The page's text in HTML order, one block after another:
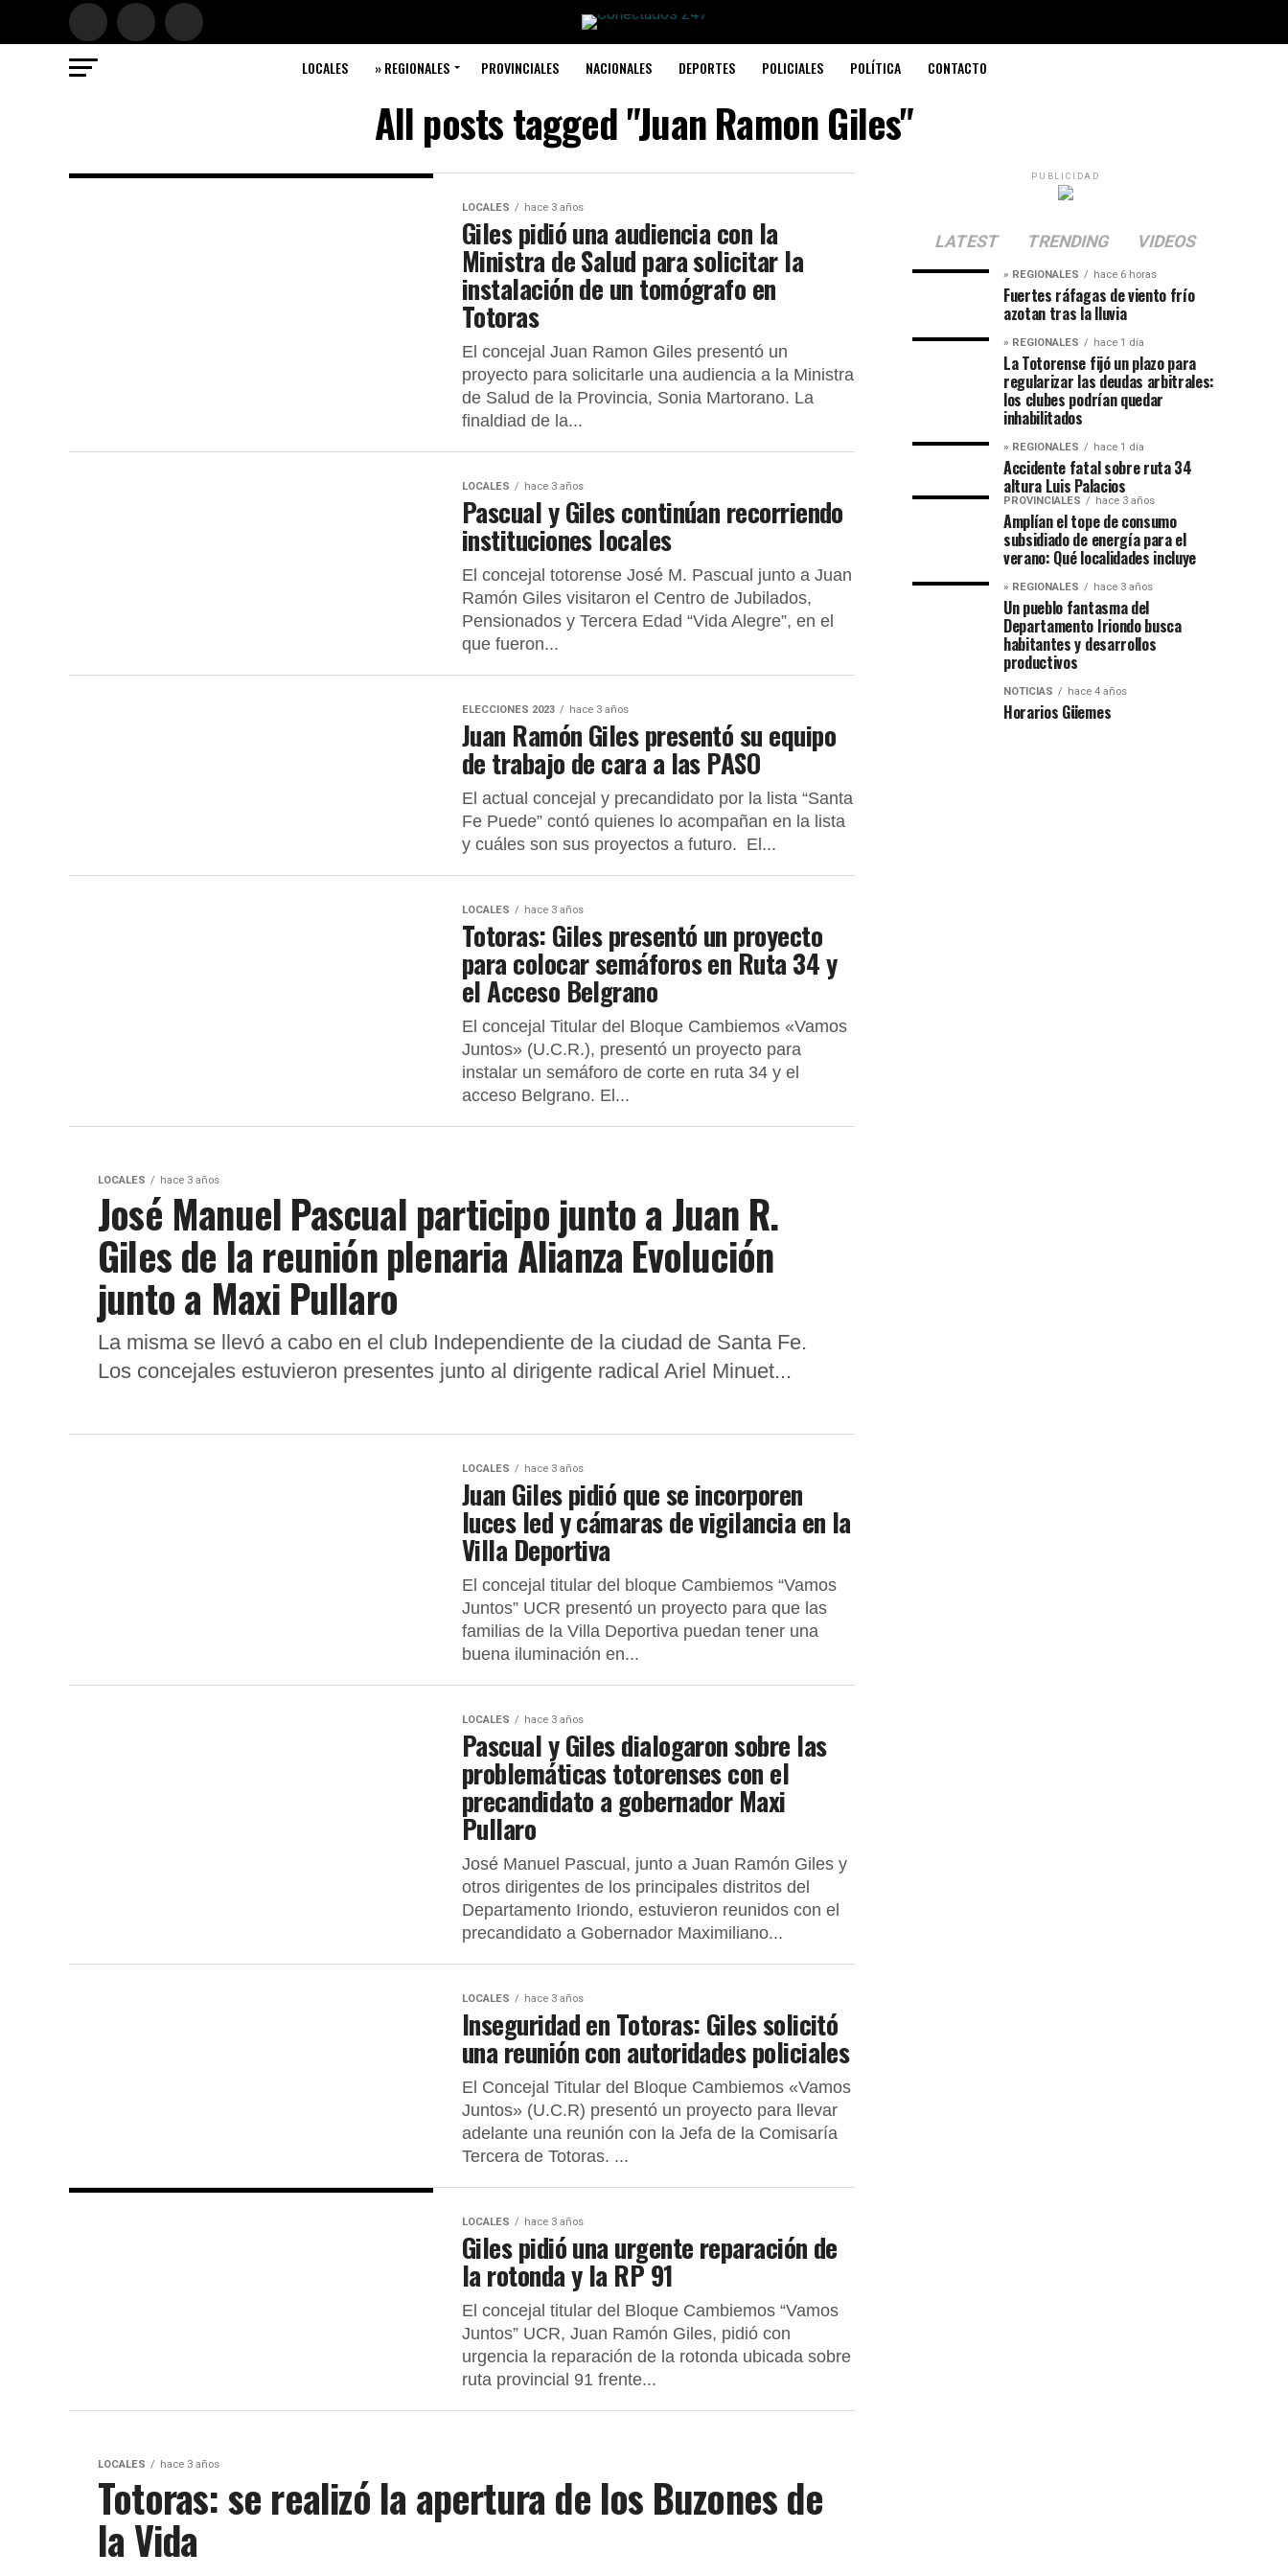
LOCALES » REGIONALES PROVINCIALES NACIONALES DEPORTES POLICIALES POLÍTICA CONTACTO
All posts tagged "Juan Ramon Giles"
LOCALES hace 3 años
Giles pidió una audiencia con la
Ministra de Salud para solicitar la
instalación de un tomógrafo en
Totoras
El concejal Juan Ramon Giles presentó un
proyecto para solicitarle una audiencia a la Ministra
de Salud de la Provincia, Sonia Martorano. La
finaldiad de la...
LOCALES hace 3 años
Pascual y Giles continúan recorriendo
instituciones locales
El concejal totorense José M. Pascual junto a Juan
Ramón Giles visitaron el Centro de Jubilados,
Pensionados y Tercera Edad “Vida Alegre”, en el
que fueron...
ELECCIONES 2023 hace 3 años
Juan Ramón Giles presentó su equipo
de trabajo de cara a las PASO
El actual concejal y precandidato por la lista “Santa
Fe Puede” contó quienes lo acompañan en la lista
y cuáles son sus proyectos a futuro. El...
LOCALES hace 3 años
Totoras: Giles presentó un proyecto
para colocar semáforos en Ruta 34 y
el Acceso Belgrano
El concejal Titular del Bloque Cambiemos «Vamos
Juntos» (U.C.R.), presentó un proyecto para
instalar un semáforo de corte en ruta 34 y el
acceso Belgrano. El...
LOCALES hace 3 años
José Manuel Pascual participo junto a Juan R.
Giles de la reunión plenaria Alianza Evolución
junto a Maxi Pullaro
La misma se llevó a cabo en el club Independiente de la ciudad de Santa Fe.
Los concejales estuvieron presentes junto al dirigente radical Ariel Minuet...
LOCALES hace 3 años
Juan Giles pidió que se incorporen
luces led y cámaras de vigilancia en la
Villa Deportiva
El concejal titular del bloque Cambiemos “Vamos
Juntos” UCR presentó un proyecto para que las
familias de la Villa Deportiva puedan tener una
buena iluminación en...
LOCALES hace 3 años
Pascual y Giles dialogaron sobre las
problemáticas totorenses con el
precandidato a gobernador Maxi
Pullaro
José Manuel Pascual, junto a Juan Ramón Giles y
otros dirigentes de los principales distritos del
Departamento Iriondo, estuvieron reunidos con el
precandidato a Gobernador Maximiliano...
LOCALES hace 3 años
Inseguridad en Totoras: Giles solicitó
una reunión con autoridades policiales
El Concejal Titular del Bloque Cambiemos «Vamos
Juntos» (U.C.R) presentó un proyecto para llevar
adelante una reunión con la Jefa de la Comisaría
Tercera de Totoras. ...
LOCALES hace 3 años
Giles pidió una urgente reparación de
la rotonda y la RP 91
El concejal titular del Bloque Cambiemos “Vamos
Juntos” UCR, Juan Ramón Giles, pidió con
urgencia la reparación de la rotonda ubicada sobre
ruta provincial 91 frente...
LOCALES hace 3 años
Totoras: se realizó la apertura de los Buzones de
la Vida
PUBLICIDAD
LATEST TRENDING VIDEOS
» REGIONALES hace 6 horas
Fuertes ráfagas de viento frío
azotan tras la lluvia
» REGIONALES hace 1 día
La Totorense fijó un plazo para
regularizar las deudas arbitrales:
los clubes podrían quedar
inhabilitados
» REGIONALES hace 1 día
Accidente fatal sobre ruta 34
altura Luis Palacios
PROVINCIALES hace 3 años
Amplían el tope de consumo
subsidiado de energía para el
verano: Qué localidades incluye
» REGIONALES hace 3 años
Un pueblo fantasma del
Departamento Iriondo busca
habitantes y desarrollos
productivos
NOTICIAS hace 4 años
Horarios Güemes